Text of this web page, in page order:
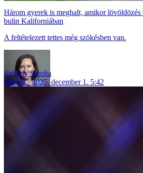
Három gyerek is meghalt, amikor
bulin Kaliforniában
A feltételezett tettes még szökésben van.
Székely Sarolta
külföld
2025. december 1. 5:42